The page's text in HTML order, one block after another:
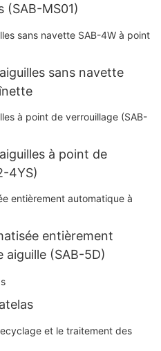
(SAB-MS01)
sans navette
à point de
4YS)
entièrement
aiguille (SAB-5D)